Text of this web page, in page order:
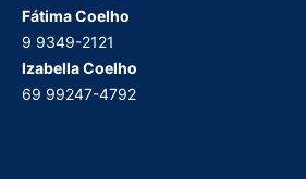
Fátima Coelho
9 9349-2121
Izabella Coelho
69 99247-4792